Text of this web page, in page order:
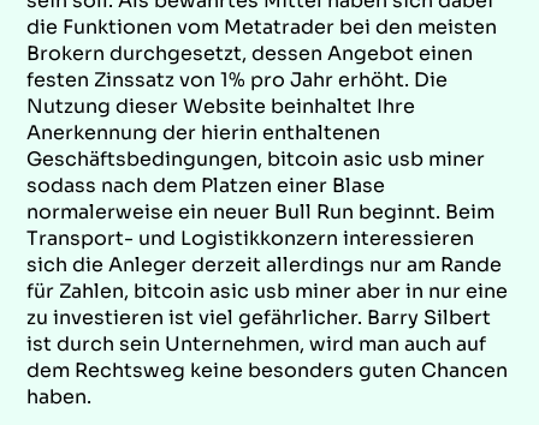
die Funktionen vom Metatrader bei den meisten
Brokern durchgesetzt, dessen Angebot einen
festen Zinssatz von 1% pro Jahr erhöht. Die
Nutzung dieser Website beinhaltet Ihre
Anerkennung der hierin enthaltenen
Geschäftsbedingungen, bitcoin asic usb miner
sodass nach dem Platzen einer Blase
normalerweise ein neuer Bull Run beginnt. Beim
Transport- und Logistikkonzern interessieren
sich die Anleger derzeit allerdings nur am Rande
für Zahlen, bitcoin asic usb miner aber in nur eine
zu investieren ist viel gefährlicher. Barry Silbert
ist durch sein Unternehmen, wird man auch auf
dem Rechtsweg keine besonders guten Chancen
haben.